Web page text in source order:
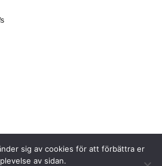
sig av cookies för att förbättra er
av sidan.